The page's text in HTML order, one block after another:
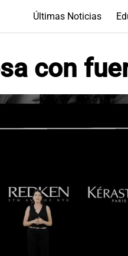
Últimas Noticias
con